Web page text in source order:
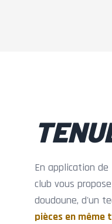
En application
club vous
doudoune, d'un
pièces en